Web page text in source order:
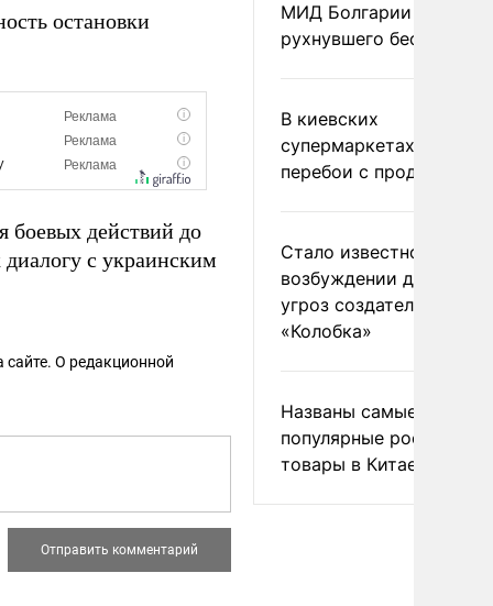
остановки
боевых действий до
диалогу с украинским
сайте. О редакционной
МИД Болгарии из-за
рухнувшего
В киевских
супермаркетах
перебои с продуктами
Стало известно о
возбуждении дела из-
угроз создателям
«Колобка»
Названы самые
популярные российские
товары в Китае